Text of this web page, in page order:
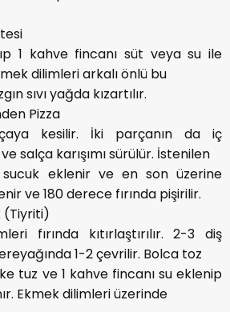
1 kahve fincanı süt veya su ile
dilimleri arkalı önlü bu
sıvı yağda kızartılır.
Pizza
kesilir. İki parçanın da iç
salça karışımı sürülür. İstenilen
eklenir ve en son üzerine
ve 180 derece fırında pişirilir.
(Tiyriti)
fırında kıtırlaştırılır. 2-3 diş
1-2 çevrilir. Bolca toz
tuz ve 1 kahve fincanı su eklenip
Ekmek dilimleri üzerinde